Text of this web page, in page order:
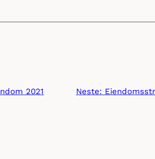
2021 Neste: